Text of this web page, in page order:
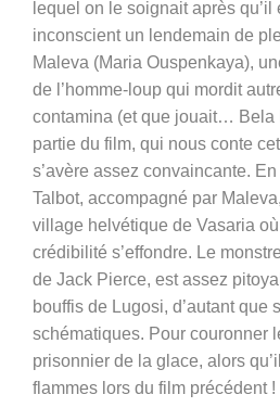
lequel on le soignait après qu’il
inconscient un lendemain de
Maleva (Maria Ouspenkaya),
de l’homme-loup qui mordit
contamina (et que jouait… Bela
partie du film, qui nous conte
s’avère assez convaincante.
Talbot, accompagné par
village helvétique de Vasaria
crédibilité s’effondre. Le
de Jack Pierce, est assez
bouffis de Lugosi, d’autant que
schématiques. Pour couronner
prisonnier de la glace, alors
flammes lors du film précédent !